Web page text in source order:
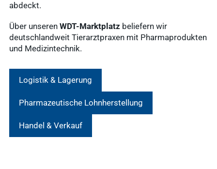
abdeckt.
Über unserenWDT-Marktplatz beliefern wir
deutschlandweit Tierarztpraxen mit Pharmaprodukten
und Medizintechnik.
Logistik & Lagerung
Pharmazeutische Lohnherstellung
Handel & Verkauf